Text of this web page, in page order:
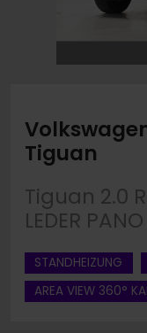
Tiguan
Tiguan 2.0
LEDER
STANDHEIZUNG
AREA VIEW 360°